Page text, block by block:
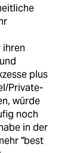
ihren
plus
Private-
würde
noch
in der
"best